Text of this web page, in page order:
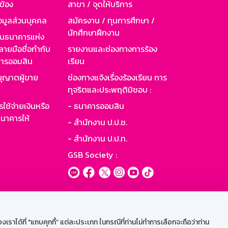
ได้ที่ "แถบคุกกี้” แต่ละประเภท ในกรณีที่ท่านไม่ทำการเลือกจะถือว่าท่าน
อง
มูลส่วนบุคคล
นาคารแห่ง
ายมือชื่อกำกับ
รออมสิน
ญาตผู้ขาย
ช้จ่ายเงินหรือ
คารให้
สาขา / จุดให้บริการ
สมัครงาน / ทุนการศึกษา /
นักศึกษาฝึกงาน
รายงานและช่องทางการร้อง
เรียน
ช่องทางแจ้งเรื่องร้องเรียน การ
ทุจริตและประพฤติมิชอบ :
- ธนาคารออมสิน
- สำนักงาน ป.ป.ช.
- สำนักงาน ป.ป.ท.
GSB Society :